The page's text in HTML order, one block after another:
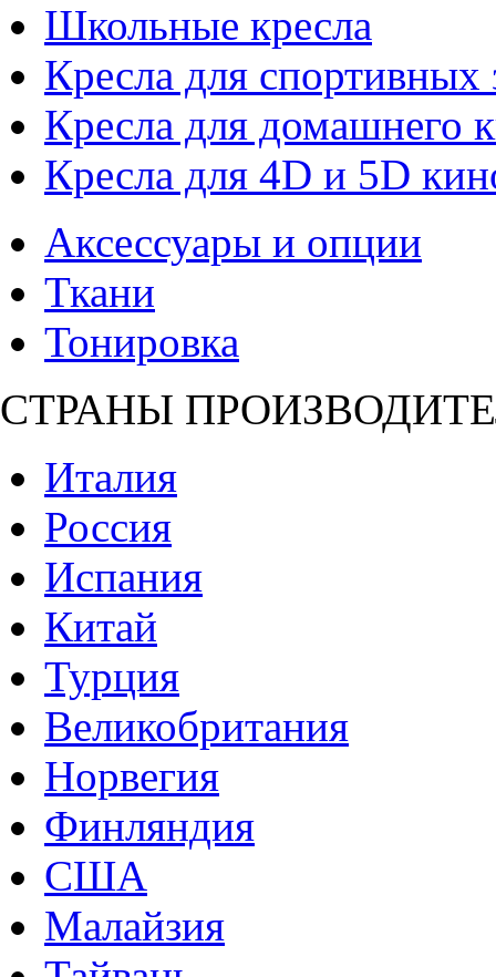
Школьные кресла
Кресла для спортивных
Кресла для домашнего
Кресла для 4D и 5D
Аксессуары и опции
Ткани
Тонировка
СТРАНЫ
Италия
Россия
Испания
Китай
Турция
Великобритания
Норвегия
Финляндия
США
Малайзия